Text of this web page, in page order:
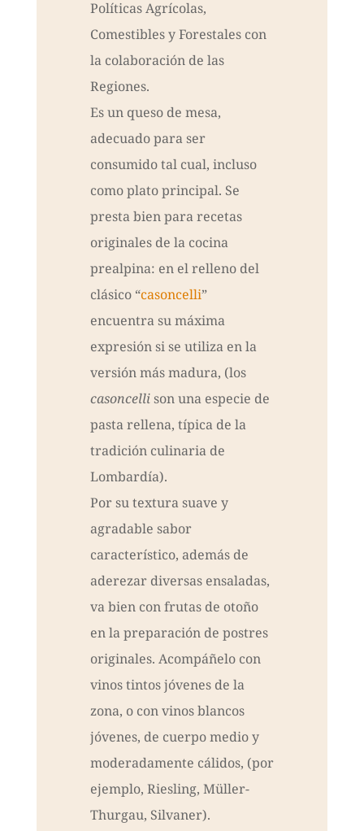
Políticas Agrícolas,
Comestibles y Forestales con
la colaboración de las
Regiones.
Es un queso de mesa,
adecuado para ser
consumido tal cual, incluso
como plato principal. Se
presta bien para recetas
originales de la cocina
prealpina: en el relleno del
clásico “casoncelli”
encuentra su máxima
expresión si se utiliza en la
versión más madura, (los
casoncellison una especie de
pasta rellena, típica de la
tradición culinaria de
Lombardía).
Por su textura suave y
agradable sabor
característico, además de
aderezar diversas ensaladas,
va bien con frutas de otoño
en la preparación de postres
originales. Acompáñelo con
vinos tintos jóvenes de la
zona, o con vinos blancos
jóvenes, de cuerpo medio y
moderadamente cálidos, (por
ejemplo, Riesling, Müller-
Thurgau, Silvaner).